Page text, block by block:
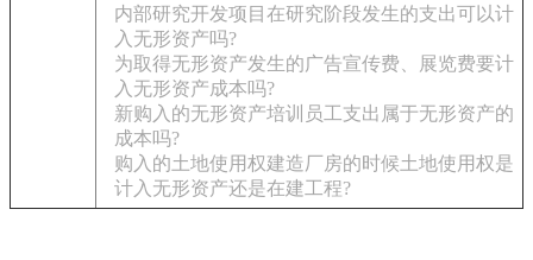
内部研究开发项目在研究阶段发生的支出可以计
入无形资产吗?
为取得无形资产发生的广告宣传费、展览费要计
入无形资产成本吗?
新购入的无形资产培训员工支出属于无形资产的
成本吗?
购入的土地使用权建造厂房的时候土地使用权是
计入无形资产还是在建工程?